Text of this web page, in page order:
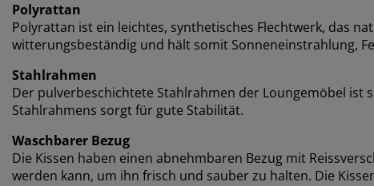
Polyrattan
Polyrattan ist ein leichtes, synthetisches Flechtwerk, das
witterungsbeständig und hält somit Sonneneinstrahlung,
Stahlrahmen
Der pulverbeschichtete Stahlrahmen der Loungemöbel ist
Stahlrahmens sorgt für gute Stabilität.
Waschbarer Bezug
Die Kissen haben einen abnehmbaren Bezug mit
werden kann, um ihn frisch und sauber zu halten. Die